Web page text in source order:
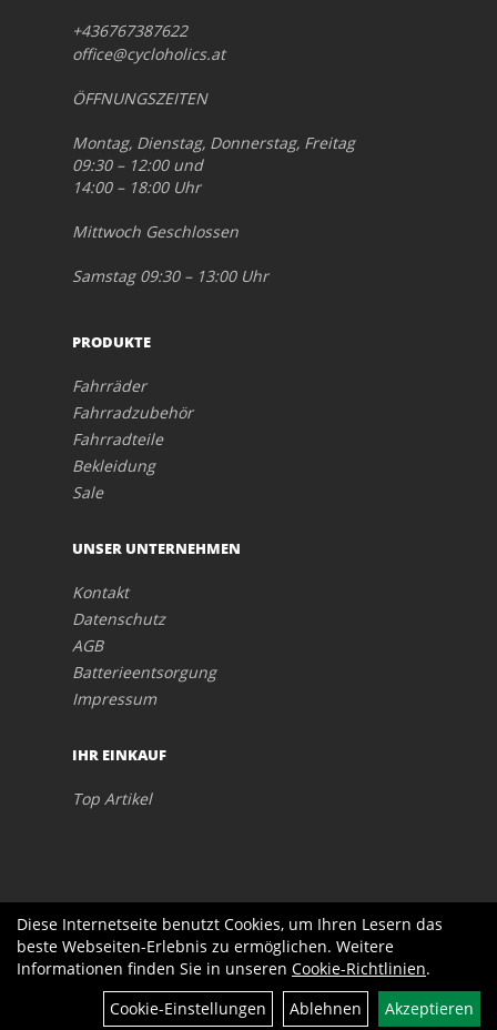
Filter
+436767387622
office@cycloholics.at
ÖFFNUNGSZEITEN
Montag, Dienstag, Donnerstag, Freitag
09:30 – 12:00 und
14:00 – 18:00 Uhr
Mittwoch Geschlossen
Samstag 09:30 – 13:00 Uhr
PRODUKTE
Fahrräder
Fahrradzubehör
Fahrradteile
Bekleidung
Sale
UNSER UNTERNEHMEN
Kontakt
Datenschutz
AGB
Batterieentsorgung
Impressum
IHR EINKAUF
Top Artikel
Diese Internetseite benutzt Cookies, um Ihren Lesern das
beste Webseiten-Erlebnis zu ermöglichen. Weitere
Informationen finden Sie in unseren Cookie-Richtlinien.
Cookie-Einstellungen
Ablehnen Akzeptieren